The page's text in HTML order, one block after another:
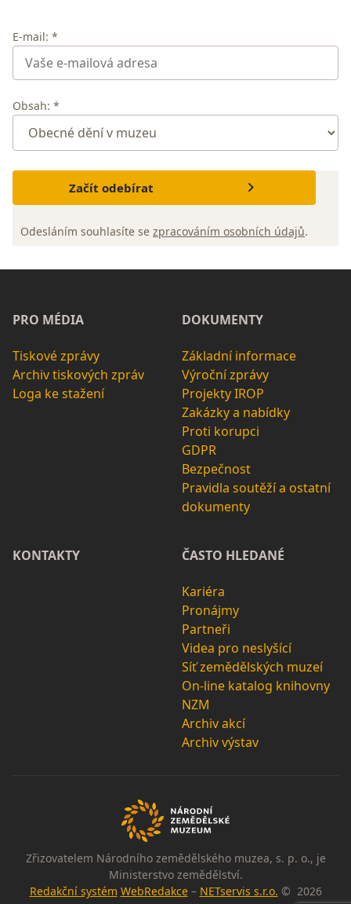
E-mail: *
Obsah: *
Začít odebírat
Odesláním souhlasíte se zpracováním osobních údajů.
PRO MÉDIA
Tiskové zprávy
Archiv tiskových zpráv
Loga ke stažení
DOKUMENTY
Základní informace
Výroční zprávy
Projekty IROP
Zakázky a nabídky
Proti korupci
GDPR
Bezpečnost
Pravidla soutěží a ostatní
dokumenty
KONTAKTY ČASTO HLEDANÉ
Kariéra
Pronájmy
Partneři
Videa pro neslyšící
Síť zemědělských muzeí
On-line katalog knihovny
NZM
Archiv akcí
Archiv výstav
Zřizovatelem Národního zemědělského muzea, s. p. o., je
Ministerstvo zemědělství.
Redakční systém WebRedakce– NETservis s.r.o. © 2026